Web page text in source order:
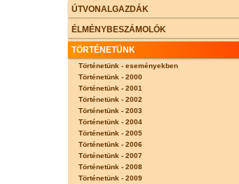
ÚTVONALGAZDÁK
ÉLMÉNYBESZÁMOLÓK
TÖRTÉNETÜNK
Történetünk - eseményekben
Történetünk - 2000
Történetünk - 2001
Történetünk - 2002
Történetünk - 2003
Történetünk - 2004
Történetünk - 2005
Történetünk - 2006
Történetünk - 2007
Történetünk - 2008
Történetünk - 2009